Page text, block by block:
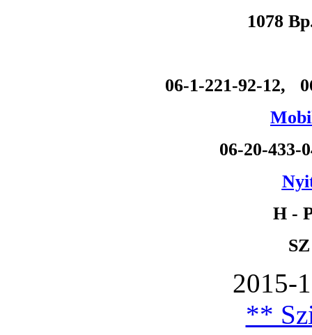
1078
06-1-221-92-12,
06-20-
H -
2015-
**